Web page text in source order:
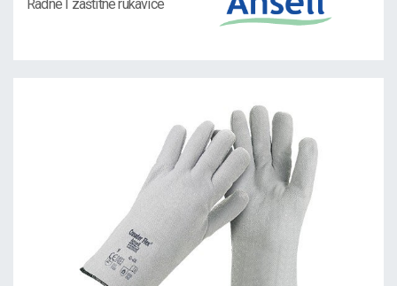
Radne I zaštitne rukavice